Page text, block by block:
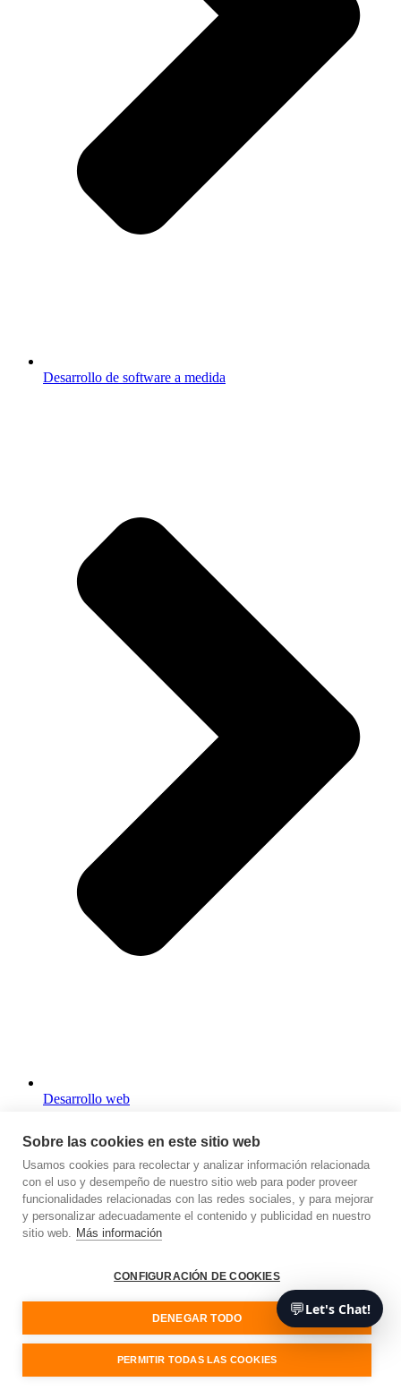
Desarrollo de software a medida
Desarrollo web
💬Let's Chat!
Sobre las cookies en este sitio web
Usamos cookies para recolectar y analizar información relacionada
con el uso y desempeño de nuestro sitio web para poder proveer
funcionalidades relacionadas con las redes sociales, y para mejorar
y personalizar adecuadamente el contenido y publicidad en nuestro
sitio web. Más información
CONFIGURACIÓN DE COOKIES
DENEGAR TODO
PERMITIR TODAS LAS COOKIES